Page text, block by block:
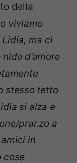
della
viviamo
ma ci
d’amore
stesso tetto
si alza e
pranzo a
in
cose